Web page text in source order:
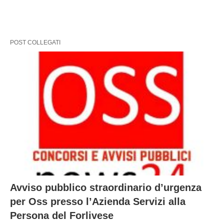
POST COLLEGATI
Avviso pubblico straordinario d’urgenza
per Oss presso l’Azienda Servizi alla
Persona del Forlivese